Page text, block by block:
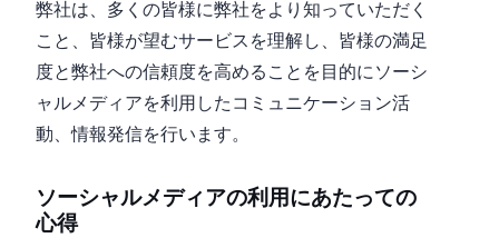
弊社は、多くの皆様に弊社をより知っていただく
こと、皆様が望むサービスを理解し、皆様の満足
度と弊社への信頼度を高めることを目的にソーシ
ャルメディアを利用したコミュニケーション活
動、情報発信を行います。
ソーシャルメディアの利用にあたっての
心得